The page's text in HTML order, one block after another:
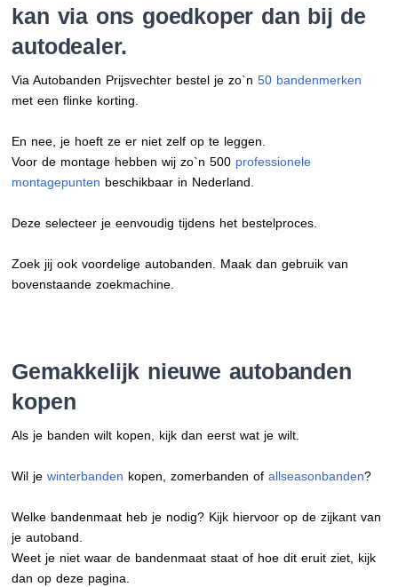
kan via ons goedkoper dan bij de
autodealer.
Via Autobanden Prijsvechter bestel je zo`n50 bandenmerken
met een flinke korting.
En nee, je hoeft ze er niet zelf op te leggen.
Voor de montage hebben wij zo`n 500 professionele
montagepunten beschikbaar in Nederland.
Deze selecteer je eenvoudig tijdens het bestelproces.
Zoek jij ook voordelige autobanden. Maak dan gebruik van
bovenstaande zoekmachine.
Gemakkelijk nieuwe autobanden
kopen
Als je banden wilt kopen, kijk dan eerst wat je wilt.
Wil jewinterbanden kopen, zomerbanden ofallseasonbanden?
Welke bandenmaat heb je nodig? Kijk hiervoor op de zijkant van
je autoband.
Weet je niet waar de bandenmaat staat of hoe dit eruit ziet, kijk
dan op deze pagina.